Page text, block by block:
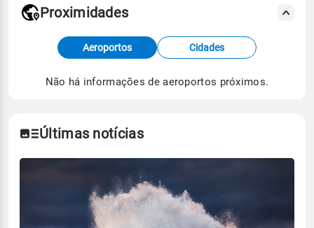
Fonte: dados combinados de estações
meteorológicas e satélite do Centro de Previsão
de Tempo e Estudos Climáticos (CPTEC).
Proximidades
Aeroportos Cidades
Não há informações de aeroportos próximos.
Últimas notícias